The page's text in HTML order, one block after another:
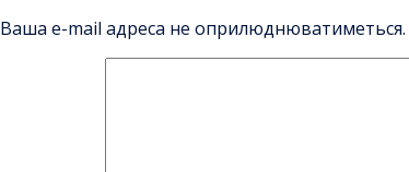
Ваша e-mail адреса не оприлюднюватиметься.